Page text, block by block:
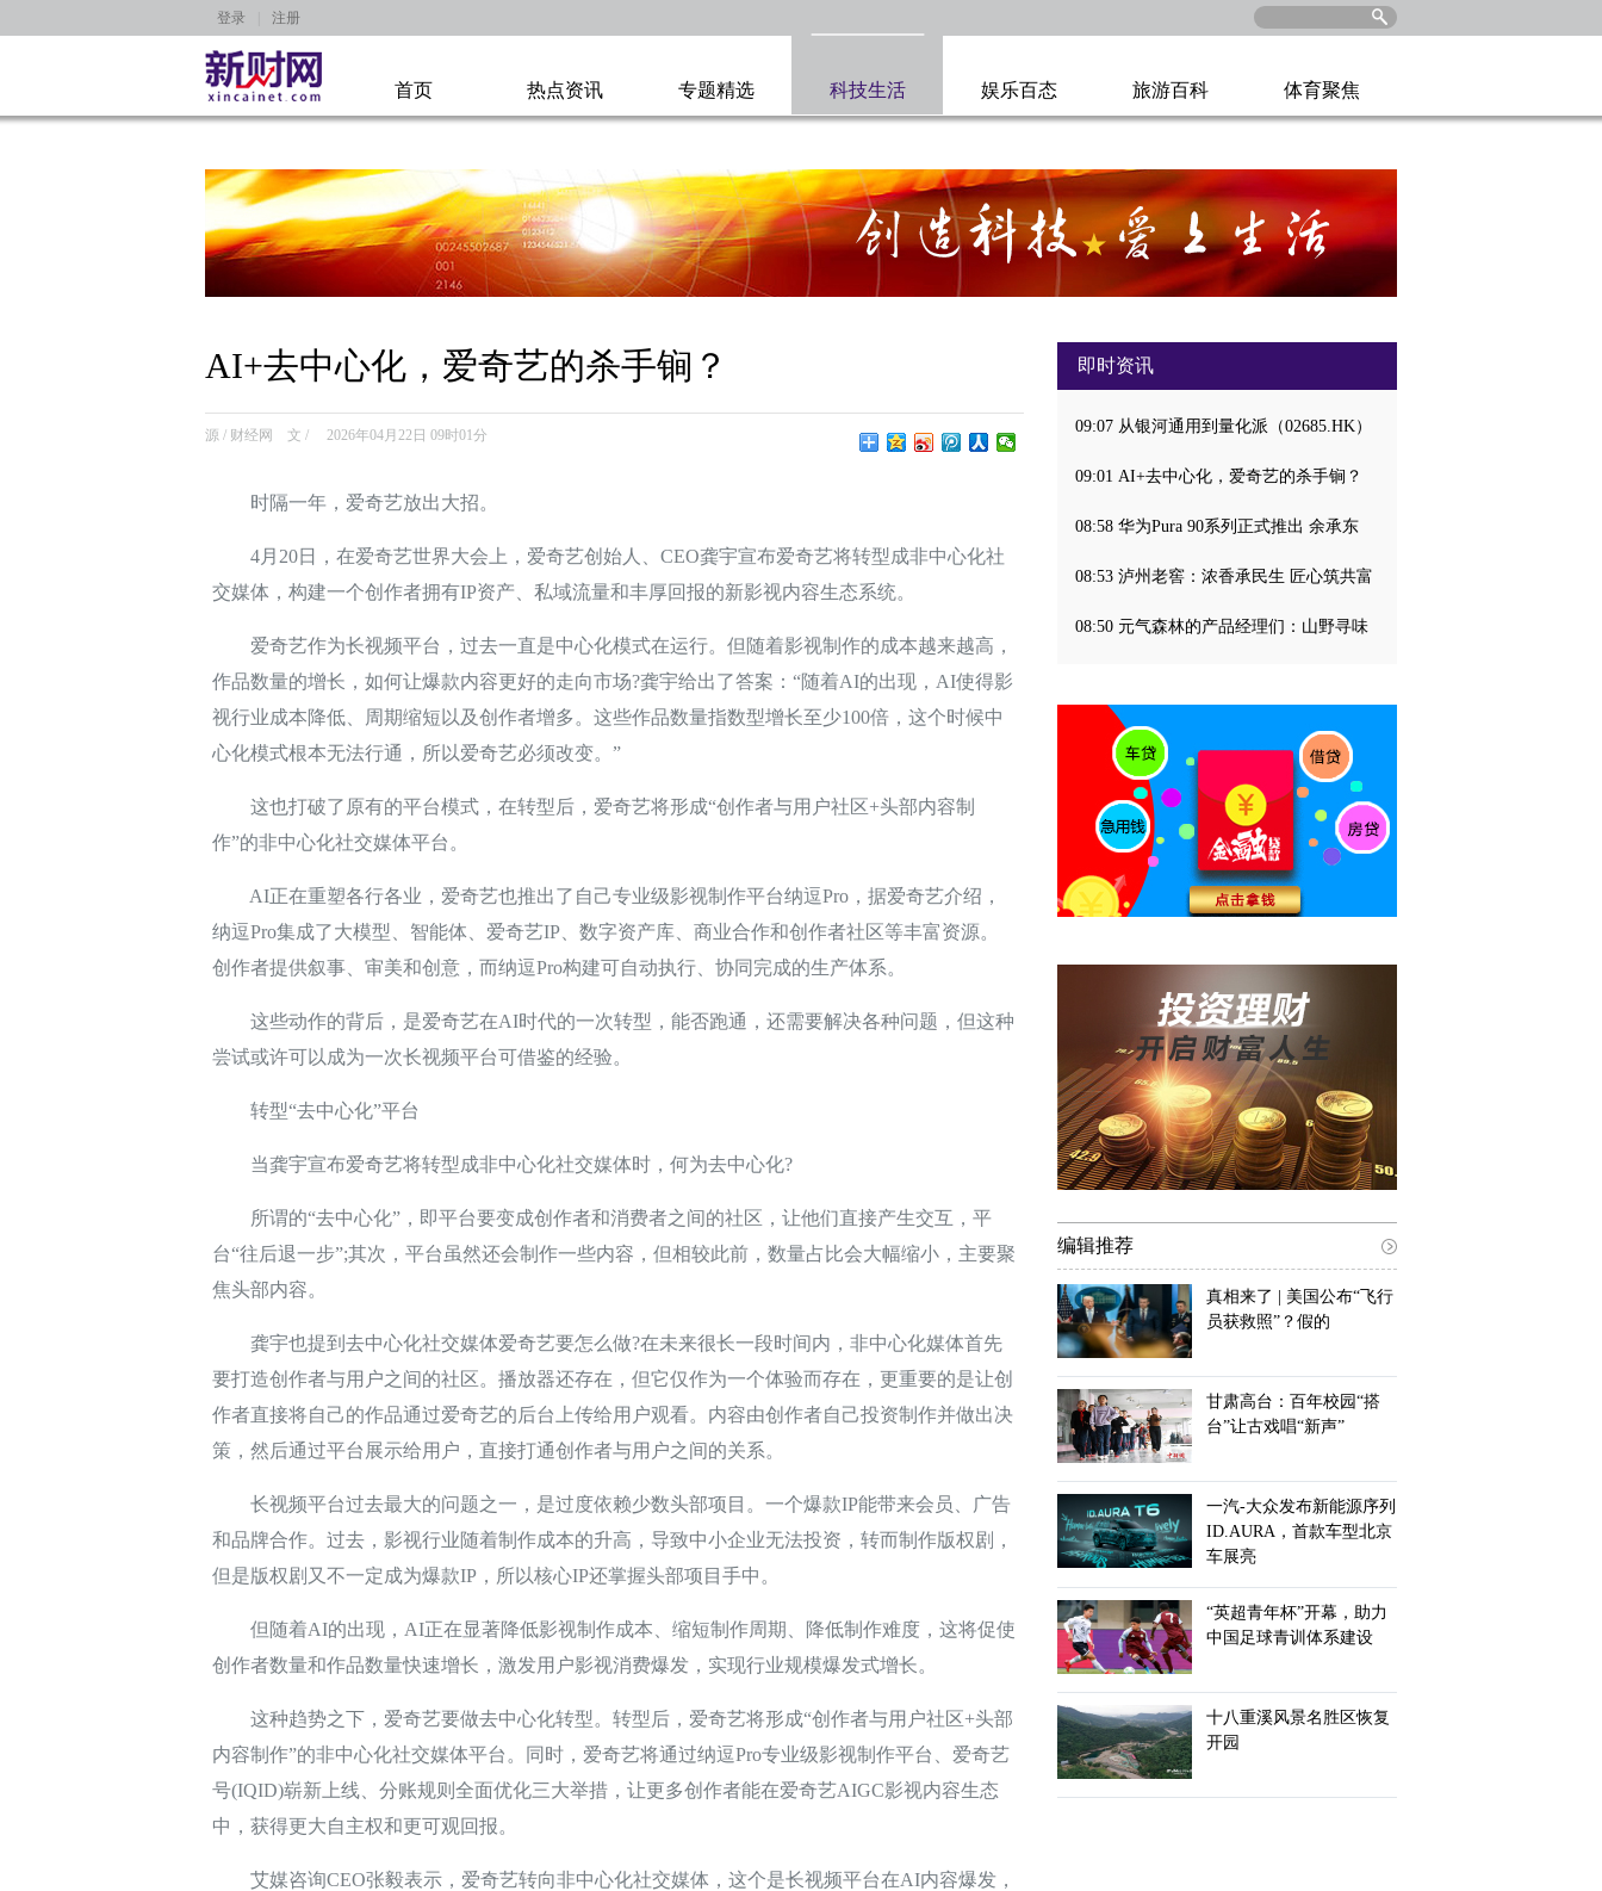
登录 注册
首页 热点资讯 专题精选 科技生活 娱乐百态 旅游百科 体育聚焦
AI+去中心化，爱奇艺的杀手锏？
源 / 财经网 文 / 2026年04月22日 09时01分
时隔一年，爱奇艺放出大招。
4月20日，在爱奇艺世界大会上，爱奇艺创始人、CEO龚宇宣布爱奇艺将转型成非中心化社
交媒体，构建一个创作者拥有IP资产、私域流量和丰厚回报的新影视内容生态系统。
爱奇艺作为长视频平台，过去一直是中心化模式在运行。但随着影视制作的成本越来越高，
作品数量的增长，如何让爆款内容更好的走向市场?龚宇给出了答案：“随着AI的出现，AI使得影
视行业成本降低、周期缩短以及创作者增多。这些作品数量指数型增长至少100倍，这个时候中
心化模式根本无法行通，所以爱奇艺必须改变。”
这也打破了原有的平台模式，在转型后，爱奇艺将形成“创作者与用户社区+头部内容制
作”的非中心化社交媒体平台。
AI正在重塑各行各业，爱奇艺也推出了自己专业级影视制作平台纳逗Pro，据爱奇艺介绍，
纳逗Pro集成了大模型、智能体、爱奇艺IP、数字资产库、商业合作和创作者社区等丰富资源。
创作者提供叙事、审美和创意，而纳逗Pro构建可自动执行、协同完成的生产体系。
这些动作的背后，是爱奇艺在AI时代的一次转型，能否跑通，还需要解决各种问题，但这种
尝试或许可以成为一次长视频平台可借鉴的经验。
转型“去中心化”平台
当龚宇宣布爱奇艺将转型成非中心化社交媒体时，何为去中心化?
所谓的“去中心化”，即平台要变成创作者和消费者之间的社区，让他们直接产生交互，平
台“往后退一步”;其次，平台虽然还会制作一些内容，但相较此前，数量占比会大幅缩小，主要聚
焦头部内容。
龚宇也提到去中心化社交媒体爱奇艺要怎么做?在未来很长一段时间内，非中心化媒体首先
要打造创作者与用户之间的社区。播放器还存在，但它仅作为一个体验而存在，更重要的是让创
作者直接将自己的作品通过爱奇艺的后台上传给用户观看。内容由创作者自己投资制作并做出决
策，然后通过平台展示给用户，直接打通创作者与用户之间的关系。
长视频平台过去最大的问题之一，是过度依赖少数头部项目。一个爆款IP能带来会员、广告
和品牌合作。过去，影视行业随着制作成本的升高，导致中小企业无法投资，转而制作版权剧，
但是版权剧又不一定成为爆款IP，所以核心IP还掌握头部项目手中。
但随着AI的出现，AI正在显著降低影视制作成本、缩短制作周期、降低制作难度，这将促使
创作者数量和作品数量快速增长，激发用户影视消费爆发，实现行业规模爆发式增长。
这种趋势之下，爱奇艺要做去中心化转型。转型后，爱奇艺将形成“创作者与用户社区+头部
内容制作”的非中心化社交媒体平台。同时，爱奇艺将通过纳逗Pro专业级影视制作平台、爱奇艺
号(IQID)崭新上线、分账规则全面优化三大举措，让更多创作者能在爱奇艺AIGC影视内容生态
中，获得更大自主权和更可观回报。
艾媒咨询CEO张毅表示，爱奇艺转向非中心化社交媒体，这个是长视频平台在AI内容爆发，
即时资讯
09:07 从银河通用到量化派（02685.HK）
09:01 AI+去中心化，爱奇艺的杀手锏？
08:58 华为Pura 90系列正式推出 余承东
08:53 泸州老窖：浓香承民生 匠心筑共富
08:50 元气森林的产品经理们：山野寻味
编辑推荐
真相来了 | 美国公布“飞行
员获救照”？假的
甘肃高台：百年校园“搭
台”让古戏唱“新声”
一汽-大众发布新能源序列
ID.AURA，首款车型北京
车展亮
“英超青年杯”开幕，助力
中国足球青训体系建设
十八重溪风景名胜区恢复
开园